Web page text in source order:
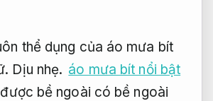
thể dụng của áo mưa bít
Dịu nhẹ. áo mưa bít nổi bật
được bề ngoài có bề ngoài